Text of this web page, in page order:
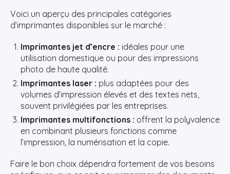
Voici un aperçu des principales catégories
d’imprimantes disponibles sur le marché :
Imprimantes jet d’encre : idéales pour une
utilisation domestique ou pour des impressions
photo de haute qualité.
Imprimantes laser : plus adaptées pour des
volumes d’impression élevés et des textes nets,
souvent privilégiées par les entreprises.
Imprimantes multifonctions : offrent la polyvalence
en combinant plusieurs fonctions comme
l’impression, la numérisation et la copie.
Faire le bon choix dépendra fortement de vos besoins